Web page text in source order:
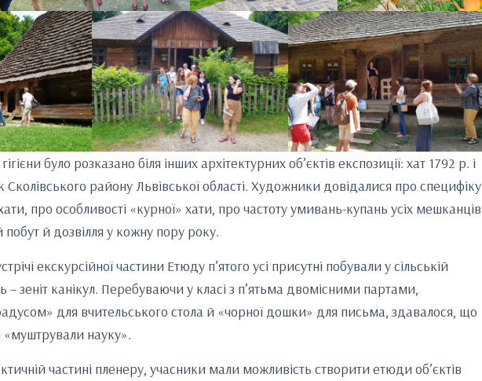
було розказано біля інших архітектурних об’єктів експозиції: хат 1792 р. і
району Львівської області. Художники довідалися про специфіку
про особливості «курної» хати, про частоту умивань-купань усіх мешканців
побут й дозвілля у кожну пору року.
екскурсійної частини Етюду п’ятого усі присутні побували у сільській
– зеніт канікул. Перебуваючи у класі з п’ятьма двомісними партами,
для вчительського стола й «чорної дошки» для письма, здавалося, що
«муштрували науку».
частині пленеру, учасники мали можливість створити етюди об’єктів